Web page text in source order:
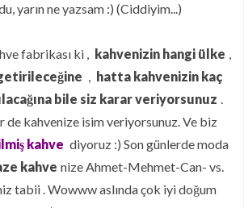
yarın ne yazsam :) (Ciddiyim...)
fabrikası ki , kahvenizin hangi ülke ,
, hatta kahvenizin kaç
bile siz karar veriyorsunuz .
de kahvenize isim veriyorsunuz. Ve biz
kahve diyoruz :) Son günlerde moda
kahve nize Ahmet-Mehmet-Can- vs.
tabii . Wowww aslında çok iyi doğum